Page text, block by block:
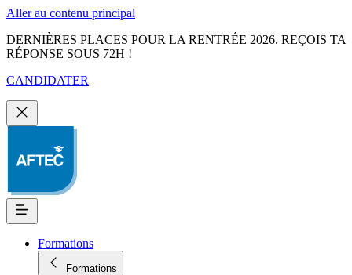
Aller au contenu principal
DERNIÈRES PLACES POUR LA RENTRÉE 2026. REÇOIS TA
RÉPONSE SOUS 72H !
CANDIDATER
Formations
Formations